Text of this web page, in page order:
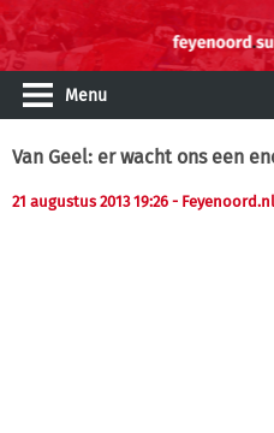
Menu
Van Geel: er wacht ons een
21 augustus 2013 19:26 - Feyenoord.nl